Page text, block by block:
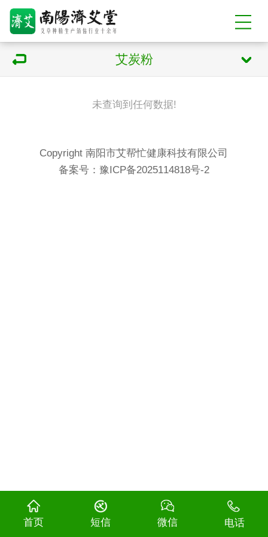
艾炭粉
未查询到任何数据!
Copyright 南阳市艾帮忙健康科技有限公司
备案号： 豫ICP备2025114818号-2
首页 短信 微信 电话